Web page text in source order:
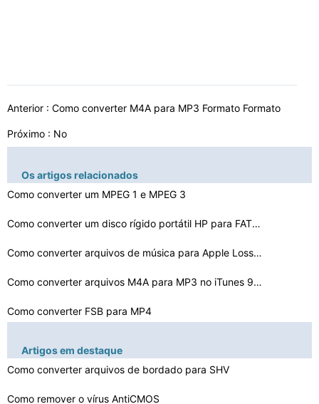
Anterior : Como converter M4A para MP3 Formato Formato
Próximo : No
Os artigos relacionados
Como converter um MPEG 1 e MPEG 3
Como converter um disco rígido portátil HP para FAT32…
Como converter arquivos de música para Apple Lossless …
Como converter arquivos M4A para MP3 no iTunes 9.0.3
Como converter FSB para MP4
Como converter CDA para WAV em Nero
Artigos em destaque
Como converter arquivos de bordado para SHV
Como remover o vírus AntiCMOS